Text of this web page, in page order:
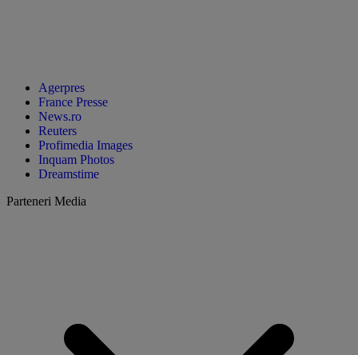
Agerpres
France Presse
News.ro
Reuters
Profimedia Images
Inquam Photos
Dreamstime
Parteneri Media